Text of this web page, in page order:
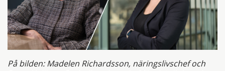
På bilden: Madelen Richardsson, näringslivschef och